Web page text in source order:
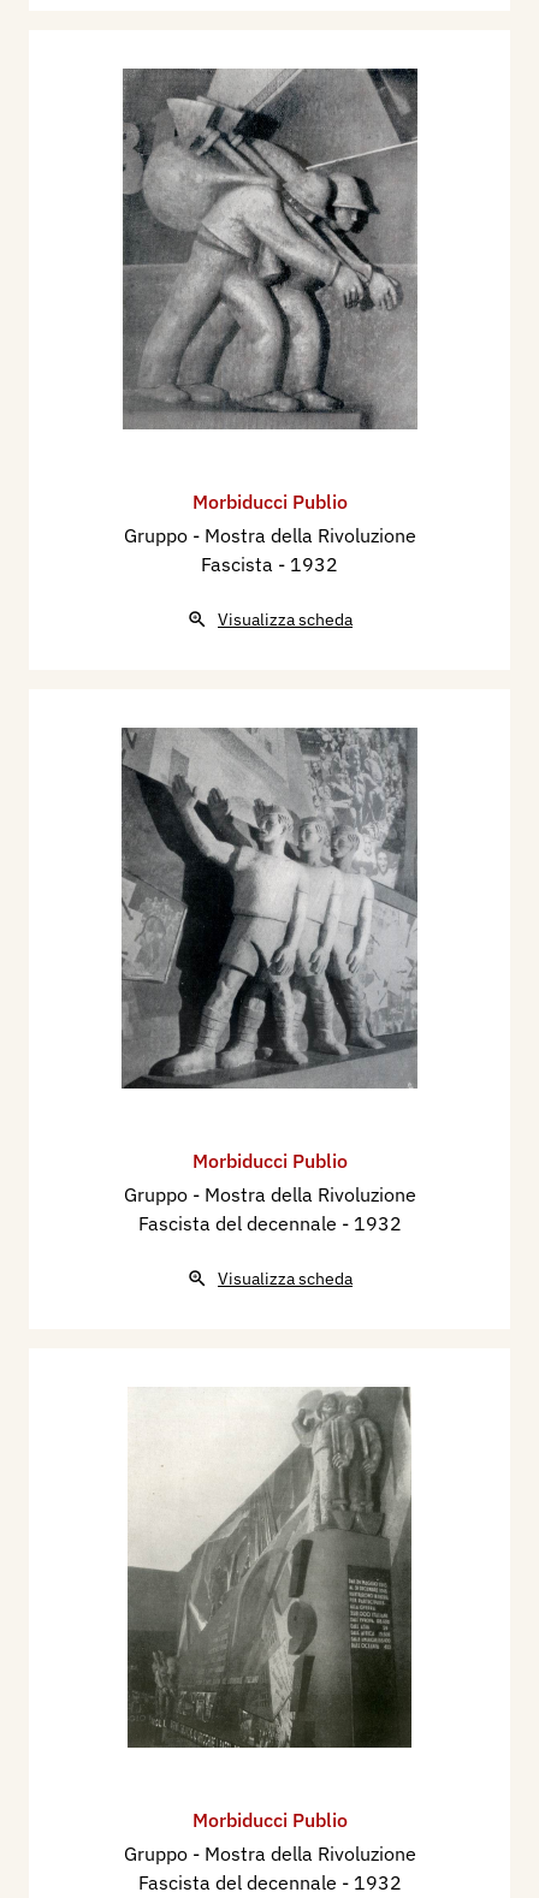
Morbiducci Publio
Gruppo - Mostra della Rivoluzione
Fascista - 1932
Visualizza scheda
Morbiducci Publio
Gruppo - Mostra della Rivoluzione
Fascista del decennale - 1932
Visualizza scheda
Morbiducci Publio
Gruppo - Mostra della Rivoluzione
Fascista del decennale - 1932